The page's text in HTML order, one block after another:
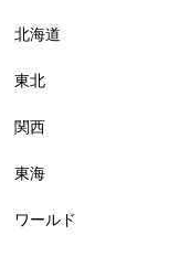
北海道
東北
関西
東海
ワールド